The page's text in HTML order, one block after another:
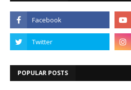
POPULAR POSTS